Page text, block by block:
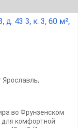
д. 43 3, к. 3, 60 м²,
Ярославль,
во Фрунзенском
для комфортной